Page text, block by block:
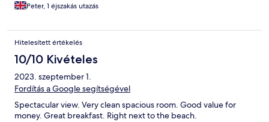
Peter, 1 éjszakás utazás
Hitelesített értékelés
10/10 Kivételes
2023. szeptember 1.
Fordítás a Google segítségével
Spectacular view. Very clean spacious room. Good value for
money. Great breakfast. Right next to the beach.